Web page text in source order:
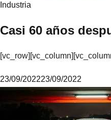
Industria
Casi 60 años
23/09/202223/09/2022